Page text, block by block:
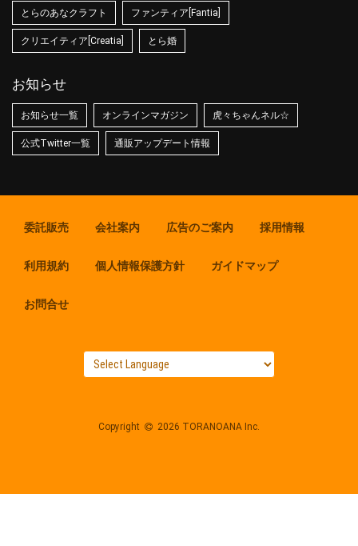
とらのあなクラフト ファンティア[Fantia]
クリエイティア[Creatia] とら婚
お知らせ
お知らせ一覧 オンラインマガジン 虎々ちゃんネル☆
公式Twitter一覧 通販アップデート情報
委託販売 会社案内 広告のご案内 採用情報
利用規約 個人情報保護方針 ガイドマップ
お問合せ
Copyright 2026 TORANOANA Inc.